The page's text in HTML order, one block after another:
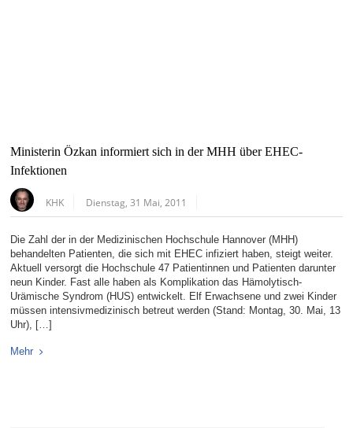
Ministerin Özkan informiert sich in der MHH über EHEC-
Infektionen
KHK Dienstag, 31 Mai, 2011
Die Zahl der in der Medizinischen Hochschule Hannover (MHH)
behandelten Patienten, die sich mit EHEC infiziert haben, steigt weiter.
Aktuell versorgt die Hochschule 47 Patientinnen und Patienten darunter
neun Kinder. Fast alle haben als Komplikation das Hämolytisch-
Urämische Syndrom (HUS) entwickelt. Elf Erwachsene und zwei Kinder
müssen intensivmedizinisch betreut werden (Stand: Montag, 30. Mai, 13
Uhr), […]
Mehr